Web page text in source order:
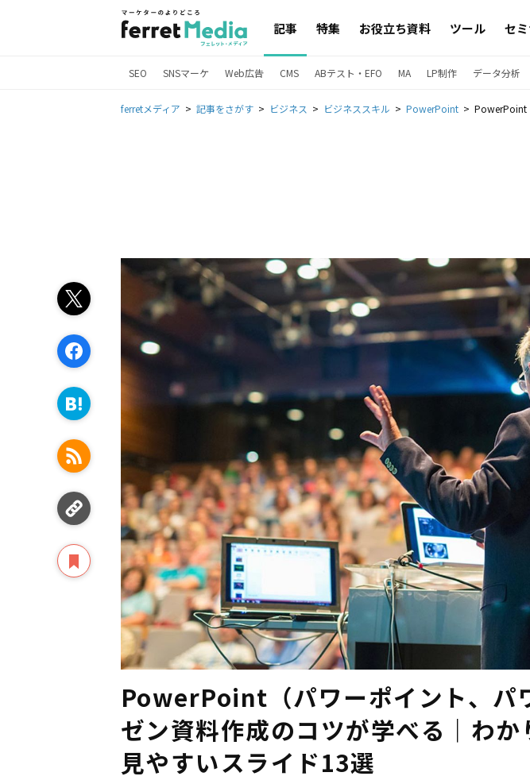
記事 特集 お役立ち資料 ツール セ
SEO SNSマーケ Web広告 CMS ABテスト・EFO MA LP制作 データ分析
ferretメディア 記事をさがす ビジネス ビジネススキル PowerPoint PowerPoint
PowerPoint（パワーポイント、パ
ゼン資料作成のコツが学べる｜わか
見やすいスライド13選